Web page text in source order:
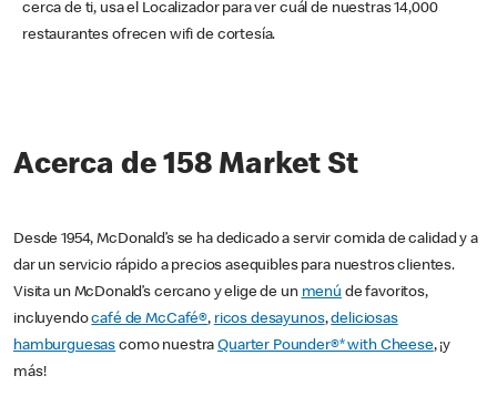
cerca de ti, usa el Localizador para ver cuál de nuestras 14,000
restaurantes ofrecen wifi de cortesía.
Acerca de 158 Market St
Desde 1954, McDonald’s se ha dedicado a servir comida de calidad y a
dar un servicio rápido a precios asequibles para nuestros clientes.
Visita un McDonald’s cercano y elige de un menú de favoritos,
incluyendocafé de McCafé®, ricos desayunos,deliciosas
hamburguesas como nuestraQuarter Pounder®* with Cheese, ¡y
más!